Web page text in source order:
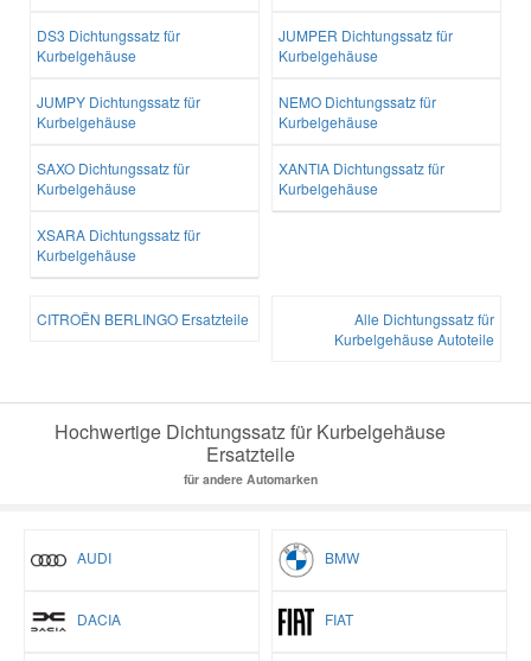
DS3 Dichtungssatz für
Kurbelgehäuse
JUMPER Dichtungssatz für
Kurbelgehäuse
JUMPY Dichtungssatz für
Kurbelgehäuse
NEMO Dichtungssatz für
Kurbelgehäuse
SAXO Dichtungssatz für
Kurbelgehäuse
XANTIA Dichtungssatz für
Kurbelgehäuse
XSARA Dichtungssatz für
Kurbelgehäuse
CITROËN BERLINGO Ersatzteile
Alle Dichtungssatz für
Kurbelgehäuse Autoteile
Hochwertige Dichtungssatz für Kurbelgehäuse
Ersatzteile
für andere Automarken
AUDI BMW
DACIA FIAT
Skoda Ersatzteile
Smart Ersatzteile
Suzuki Ersatzteile
Toyota Ersatzteile